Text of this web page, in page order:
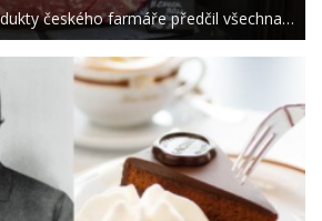
českého farmáře předčil všechna…